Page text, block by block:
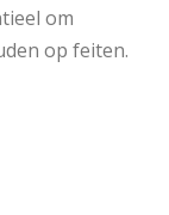
om
op feiten.